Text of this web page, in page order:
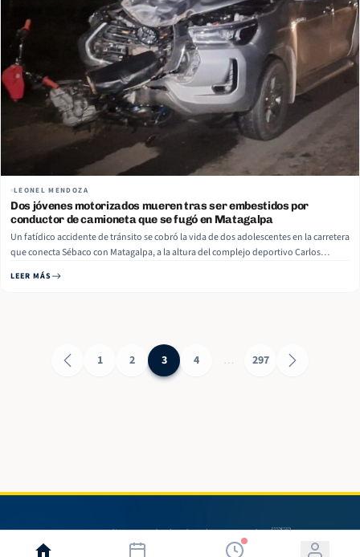
LEONEL MENDOZA
Dos jóvenes motorizados mueren tras ser embestidos por
conductor de camioneta que se fugó en Matagalpa
Un fatídico accidente de tránsito se cobró la vida de dos adolescentes en la carretera
que conecta Sébaco con Matagalpa, a la altura del complejo deportivo Carlos
15 años, y Brayan de Jesús Guerrero Castillo, de 17 años. Read More
LEER MÁS
1 2 3 4 … 297
© 2026 Radio 580. Todos los derechos reservados. 🇳🇮